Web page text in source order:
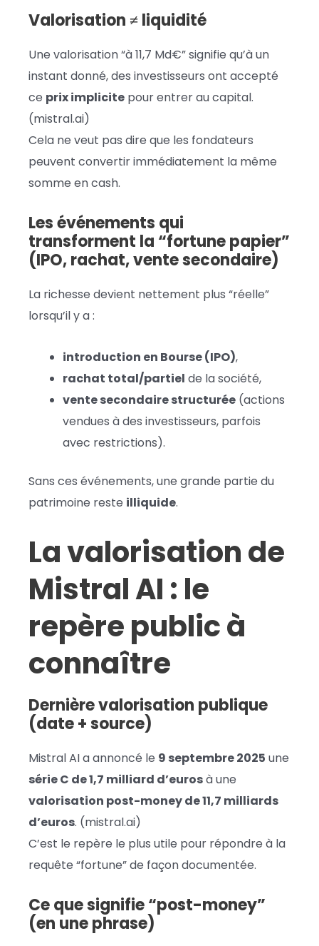
Valorisation ≠ liquidité
Une valorisation “à 11,7 Md€” signifie qu’à un
instant donné, des investisseurs ont accepté
ce prix implicite pour entrer au capital.
(mistral.ai)
Cela ne veut pas dire que les fondateurs
peuvent convertir immédiatement la même
somme en cash.
Les événements qui
transforment la “fortune papier”
(IPO, rachat, vente secondaire)
La richesse devient nettement plus “réelle”
lorsqu’il y a :
introduction en Bourse (IPO),
rachat total/partiel de la société,
vente secondaire structurée (actions
vendues à des investisseurs, parfois
avec restrictions).
Sans ces événements, une grande partie du
patrimoine reste illiquide.
La valorisation de
Mistral AI : le
repère public à
connaître
Dernière valorisation publique
(date + source)
Mistral AI a annoncé le 9 septembre 2025 une
série C de 1,7 milliard d’eurosà une
valorisation post-money de 11,7 milliards
d’euros. (mistral.ai)
C’est le repère le plus utile pour répondre à la
requête “fortune” de façon documentée.
Ce que signifie “post-money”
(en une phrase)